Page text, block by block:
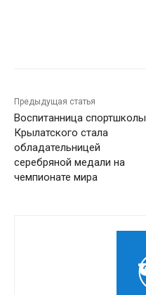
Предыдущая статья
Воспитанница спортшколы
Крылатского стала
обладательницей
серебряной медали на
чемпионате мира